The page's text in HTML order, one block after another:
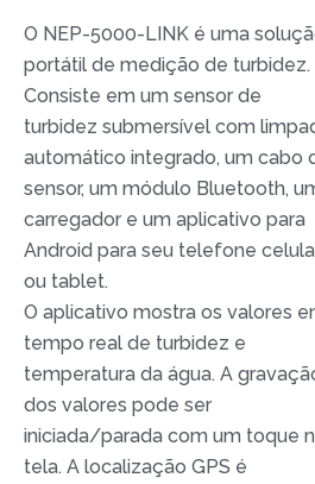
O NEP-5000-LINK é uma
portátil de medição de turbidez.
Consiste em um sensor de
turbidez submersível com
automático integrado, um cabo
sensor, um módulo Bluetooth,
carregador e um aplicativo para
Android para seu telefone
ou tablet.
O aplicativo mostra os valores
tempo real de turbidez e
temperatura da água. A
dos valores pode ser
iniciada/parada com um toque
tela. A localização GPS é